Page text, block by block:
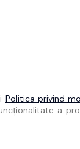
Politica privind
a